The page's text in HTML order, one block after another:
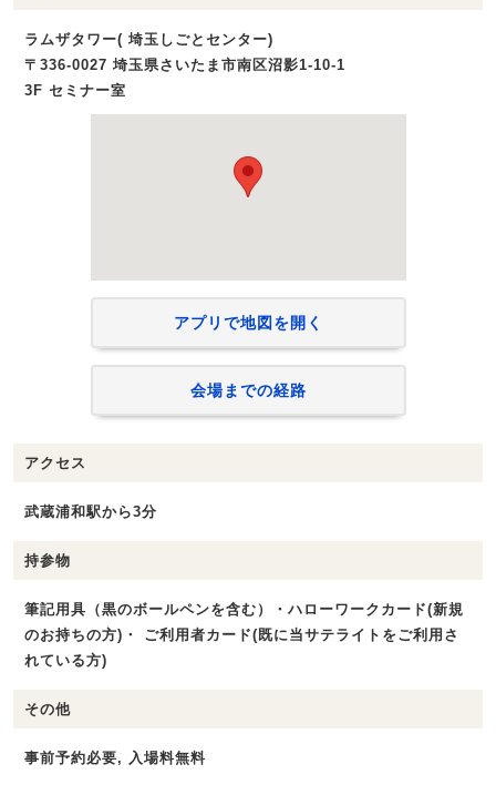
ラムザタワー( 埼玉しごとセンター)
〒336-0027 埼玉県さいたま市南区沼影1‐10‐1
3F セミナー室
アプリで地図を開く
会場までの経路
アクセス
武蔵浦和駅から3分
持参物
筆記用具（黒のボールペンを含む）・ハローワークカード(新規
のお持ちの方)・ ご利用者カード(既に当サテライトをご利用さ
れている方)
その他
事前予約必要, 入場料無料